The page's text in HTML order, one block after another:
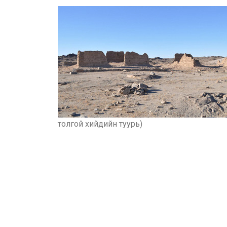
толгой хийдийн туурь)